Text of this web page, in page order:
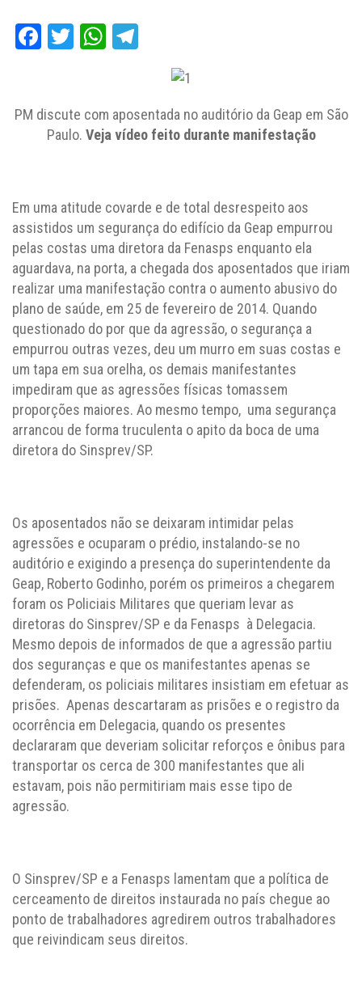
Facebook
TwitterWhatsApp
PM discute com aposentada no auditório da Geap em São
Paulo. Veja vídeo feito durante manifestação
Em uma atitude covarde e de total desrespeito aos
assistidos um segurança do edifício da Geap empurrou
pelas costas uma diretora da Fenasps enquanto ela
aguardava, na porta, a chegada dos aposentados que iriam
realizar uma manifestação contra o aumento abusivo do
plano de saúde, em 25 de fevereiro de 2014. Quando
questionado do por que da agressão, o segurança a
empurrou outras vezes, deu um murro em suas costas e
um tapa em sua orelha, os demais manifestantes
impediram que as agressões físicas tomassem
proporções maiores. Ao mesmo tempo, uma segurança
arrancou de forma truculenta o apito da boca de uma
diretora do Sinsprev/SP.
Os aposentados não se deixaram intimidar pelas
agressões e ocuparam o prédio, instalando-se no
auditório e exigindo a presença do superintendente da
Geap, Roberto Godinho, porém os primeiros a chegarem
foram os Policiais Militares que queriam levar as
diretoras do Sinsprev/SP e da Fenasps à Delegacia.
Mesmo depois de informados de que a agressão partiu
dos seguranças e que os manifestantes apenas se
defenderam, os policiais militares insistiam em efetuar as
prisões. Apenas descartaram as prisões e o registro da
ocorrência em Delegacia, quando os presentes
declararam que deveriam solicitar reforços e ônibus para
transportar os cerca de 300 manifestantes que ali
estavam, pois não permitiriam mais esse tipo de
agressão.
O Sinsprev/SP e a Fenasps lamentam que a política de
cerceamento de direitos instaurada no país chegue ao
ponto de trabalhadores agredirem outros trabalhadores
que reivindicam seus direitos.